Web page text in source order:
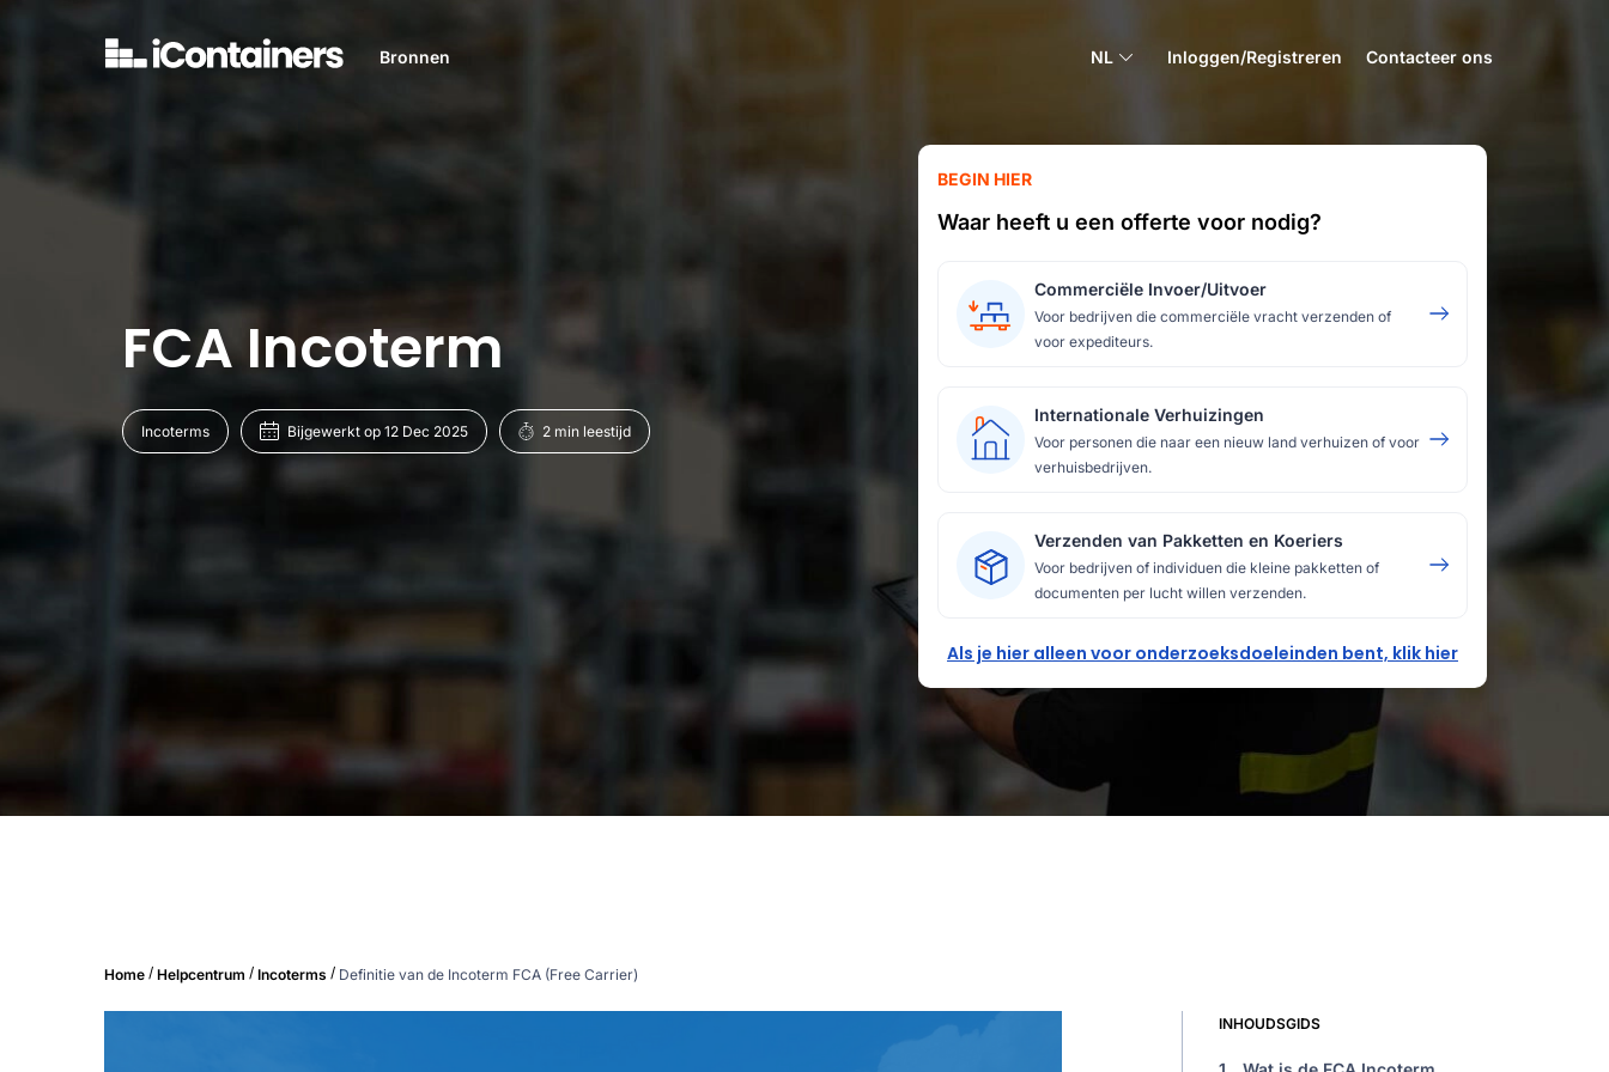
Bronnen NL Inloggen/Registreren Contacteer ons
FCA Incoterm
Incoterms Bijgewerkt op 12 Dec 2025 2 min leestijd
BEGIN HIER
Waar heeft u een offerte voor nodig?
Commerciële Invoer/Uitvoer
Voor bedrijven die commerciële vracht verzenden of
voor expediteurs.
Internationale Verhuizingen
Voor personen die naar een nieuw land verhuizen of voor
verhuisbedrijven.
Verzenden van Pakketten en Koeriers
Voor bedrijven of individuen die kleine pakketten of
documenten per lucht willen verzenden.
Als je hier alleen voor onderzoeksdoeleinden bent, klik hier
Home / Helpcentrum / Incoterms / Definitie van de Incoterm FCA (Free Carrier)
INHOUDSGIDS